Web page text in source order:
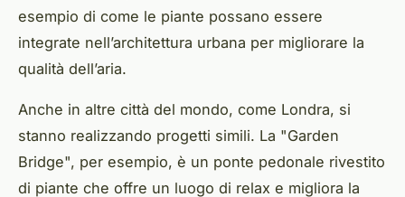
esempio di come le piante possano essere
integrate nell’architettura urbana per migliorare la
qualità dell’aria.
Anche in altre città del mondo, come Londra, si
stanno realizzando progetti simili. La "Garden
Bridge", per esempio, è un ponte pedonale rivestito
di piante che offre un luogo di relax e migliora la